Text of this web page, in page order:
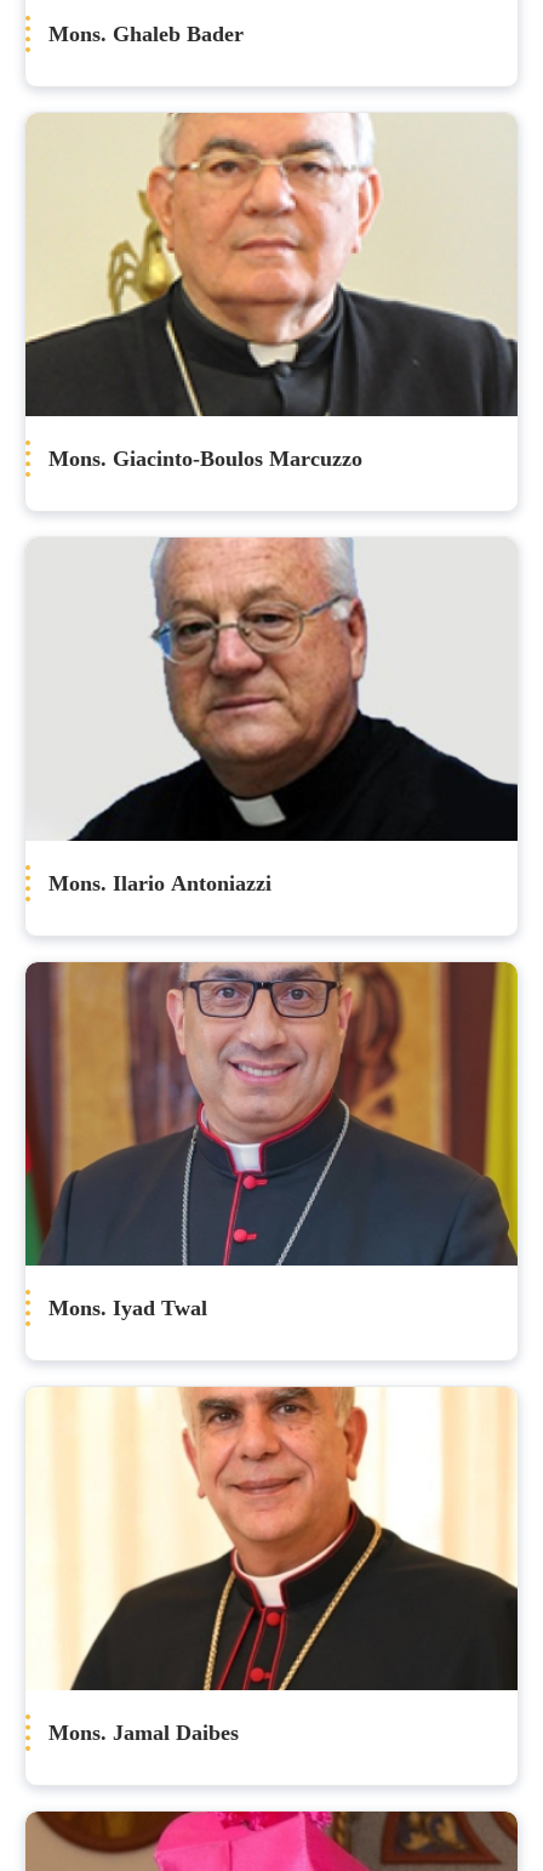
Mons. Ghaleb Bader
Mons. Giacinto-Boulos Marcuzzo
Mons. Ilario Antoniazzi
Mons. Iyad Twal
Mons. Jamal Daibes